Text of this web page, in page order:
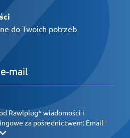
do Twoich potrzeb
Rawlplug* wiadomości i
za pośrednictwem: Email